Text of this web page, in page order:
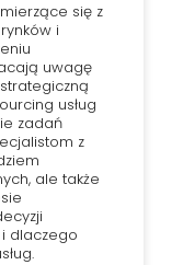
się z
i
uwagę
usług
zadań
z
ale także
dlaczego